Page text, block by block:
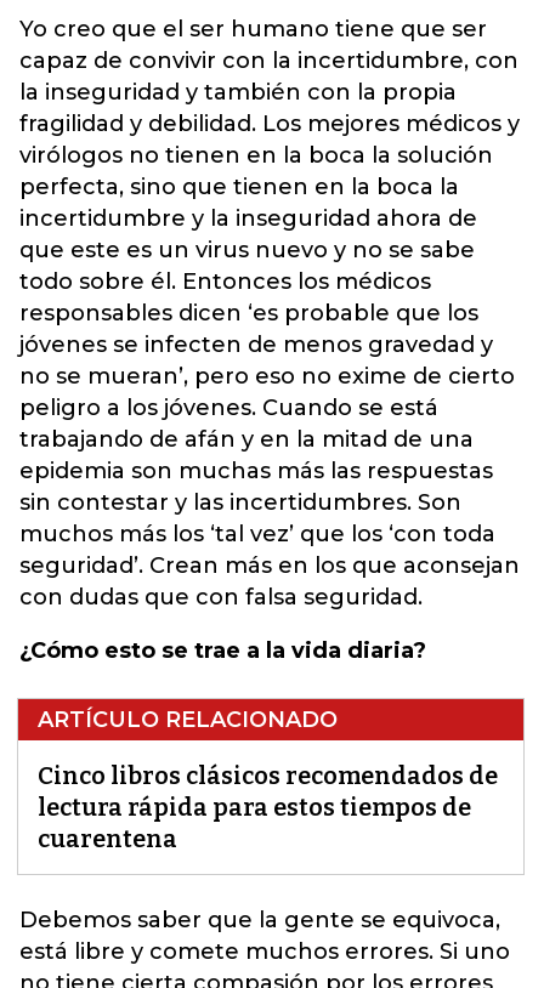
Yo creo que el ser humano tiene que ser
capaz de convivir con la incertidumbre, con
la inseguridad y también con la propia
fragilidad y debilidad. Los mejores médicos y
virólogos no tienen en la boca la solución
perfecta, sino que tienen en la boca la
incertidumbre y la inseguridad ahora de
que este es un virus nuevo y no se sabe
todo sobre él. Entonces los médicos
responsables dicen ‘es probable que los
jóvenes se infecten de menos gravedad y
no se mueran’, pero eso no exime de cierto
peligro a los jóvenes. Cuando se está
trabajando de afán y en la mitad de una
epidemia son muchas más las respuestas
sin contestar y las incertidumbres. Son
muchos más los ‘tal vez’ que los ‘con toda
seguridad’. Crean más en los que aconsejan
con dudas que con falsa seguridad.
¿Cómo esto se trae a la vida diaria?
ARTÍCULO RELACIONADO
Cinco libros clásicos recomendados de
lectura rápida para estos tiempos de
cuarentena
Debemos saber que la gente se equivoca,
está libre y comete muchos errores. Si uno